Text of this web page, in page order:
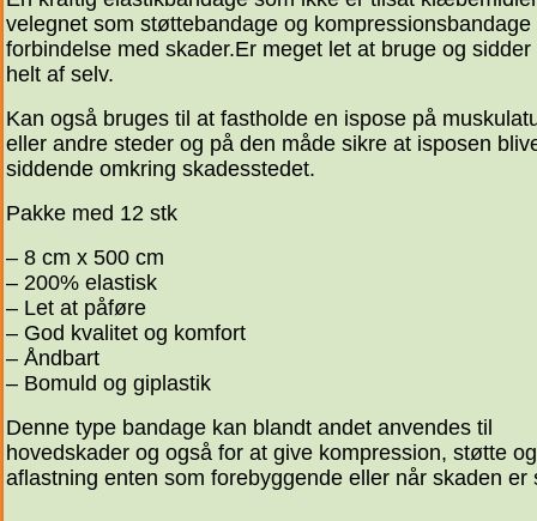
velegnet som støttebandage og kompressionsbandage
forbindelse med skader.Er meget let at bruge og sidder
helt af selv.
Kan også bruges til at fastholde en ispose på
eller andre steder og på den måde sikre at isposen
siddende omkring skadesstedet.
Pakke med 12 stk
– 8 cm x 500 cm
– 200% elastisk
– Let at påføre
– God kvalitet og komfort
– Åndbart
– Bomuld og giplastik
Denne type bandage kan blandt andet anvendes til
hovedskader og også for at give kompression, støtte og
aflastning enten som forebyggende eller når skaden er